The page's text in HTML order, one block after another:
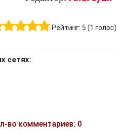
Рейтинг: 5 (1 голос)
сетях:
во комментариев: 0